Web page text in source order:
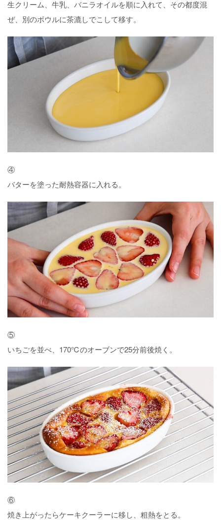
生クリーム、牛乳、バニラオイルを順に入れて、その都度混
ぜ、別のボウルに茶漉しでこして移す。
④
バターを塗った耐熱容器に入れる。
⑤
いちごを並べ、170℃のオーブンで25分前後焼く。
⑥
焼き上がったらケーキクーラーに移し、粗熱をとる。